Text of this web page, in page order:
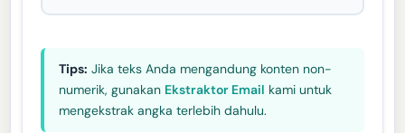
Tips: Jika teks Anda mengandung konten non-
numerik, gunakan Ekstraktor Email kami untuk
mengekstrak angka terlebih dahulu.